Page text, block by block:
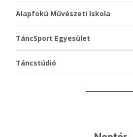
Alapfokú Művészeti Iskola
TáncSport Egyesület
Táncstúdió